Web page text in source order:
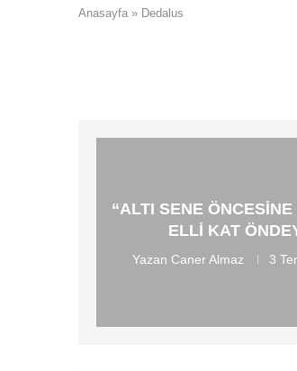
Anasayfa » Dedalus
“ALTI SENE
ELLI KAT
Yazan Caner Almaz 3